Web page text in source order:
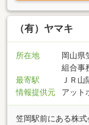
（有）ヤマキ
所在地
岡山県
組合事
最寄駅
ＪＲ
情報提供元
アット
笠岡駅前にある株